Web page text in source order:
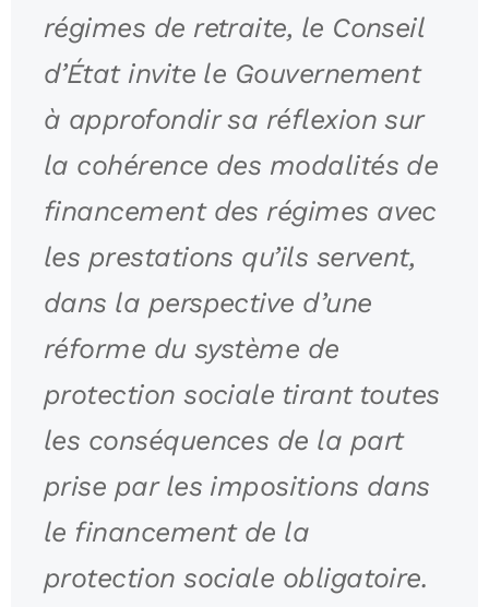
régimes de retraite, le Conseil
d’État invite le Gouvernement
à approfondir sa réflexion sur
la cohérence des modalités de
financement des régimes avec
les prestations qu’ils servent,
dans la perspective d’une
réforme du système de
protection sociale tirant toutes
les conséquences de la part
prise par les impositions dans
le financement de la
protection sociale obligatoire.